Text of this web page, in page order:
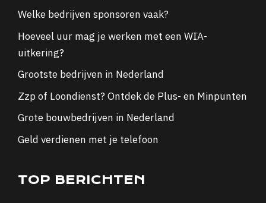
Welke bedrijven sponsoren vaak?
Hoeveel uur mag je werken met een WIA-
uitkering?
Grootste bedrijven in Nederland
Zzp of Loondienst? Ontdek de Plus- en Minpunten
Grote bouwbedrijven in Nederland
Geld verdienen met je telefoon
TOP BERICHTEN